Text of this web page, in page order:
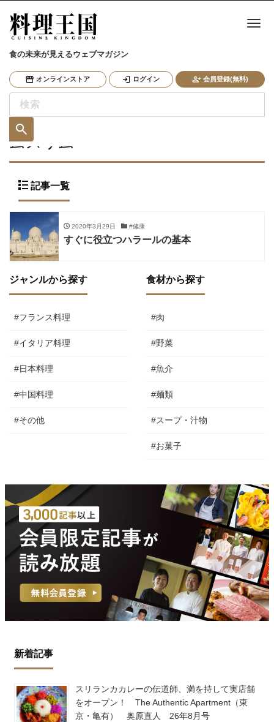
食の未来が見えるウェブマガジン
オンラインストア ログイン 会員登録(無料)
ナ
ムスリム
記事一覧
2020年3月29日 #健康
すぐに役立つハラールの基本
ジャンルから探す
#フランス料理
#イタリア料理
#日本料理
#中国料理
#その他
食材から探す
#肉
#野菜
#魚介
#麺類
#スープ・汁物
#お菓子
新着記事
スリランカカレーの伝道師、満を持して実店舗
をオープン！ The Authentic Apartment（東
京・亀有） 奥原直人 26年8月号